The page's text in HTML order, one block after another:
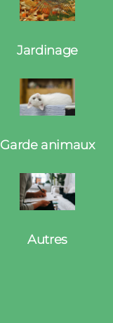
Jardinage
Garde animaux
Autres